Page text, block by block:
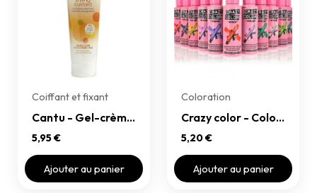
Coiffant et fixant
Cantu - Gel-crème coiffant pour enfants - Care For Kids Styling Custard
5,95 €
Ajouter au panier
Coloration
Crazy color - Coloration semi-permanente
5,20 €
Ajouter au panier